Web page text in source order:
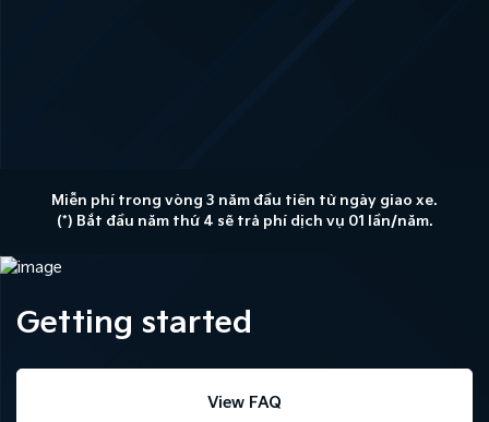
Miễn phí trong vòng 3 năm đầu tiên từ ngày giao xe.
(*) Bắt đầu năm thứ 4 sẽ trả phí dịch vụ 01 lần/năm.
Getting started
View FAQ